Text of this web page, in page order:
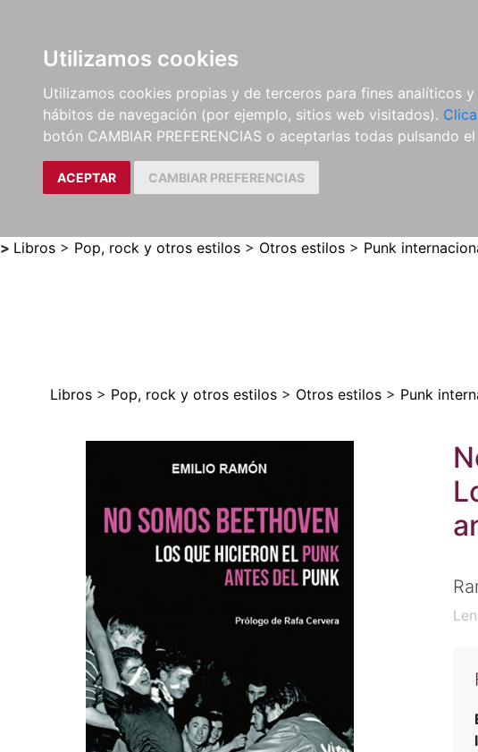
Utilizamos cookies
Utilizamos cookies propias y de terceros para fines analíticos
hábitos de navegación (por ejemplo, sitios web visitados).
botón CAMBIAR PREFERENCIAS o aceptarlas todas pulsando
ACEPTAR CAMBIAR PREFERENCIAS
LIBROS
MÉTODOS Y
EJERCICIOS
PARTITURAS Y EDICIONES
CRÍTICAS
> Libros > Pop, rock y otros estilos > Otros estilos > Punk
Libros > Pop, rock y otros estilos > Otros estilos > Punk